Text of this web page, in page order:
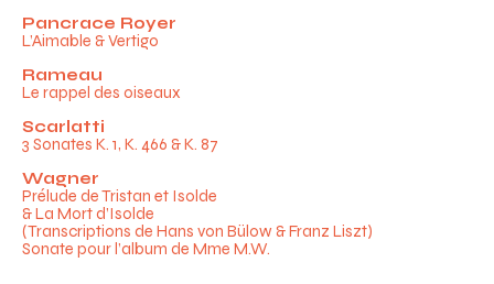
Pancrace Royer
L’Aimable & Vertigo
Rameau
Le rappel des oiseaux
Scarlatti
3 Sonates K. 1, K. 466 & K. 87
Wagner
Prélude de Tristan et Isolde
& La Mort d’Isolde
(Transcriptions de Hans von Bülow & Franz Liszt)
Sonate pour l’album de Mme M.W.